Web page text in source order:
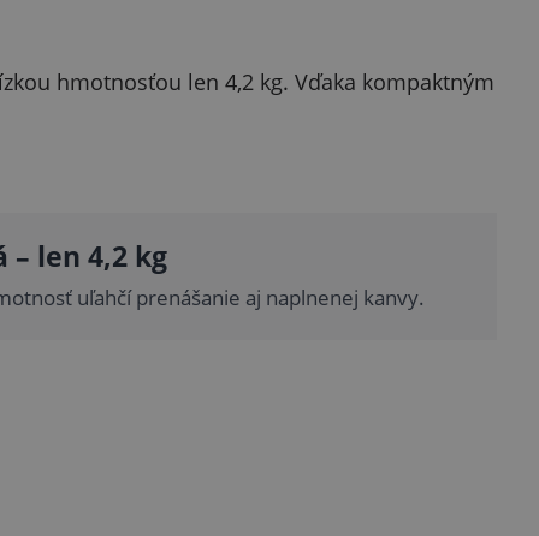
hmotnosťou len 4,2 kg. Vďaka kompaktným
– len 4,2 kg
uľahčí prenášanie aj naplnenej kanvy.